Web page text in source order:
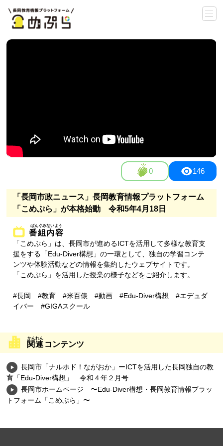
0 146
「長岡市政ニュース」長岡教育情報プラットフォーム
「こめぷら」が本格始動 令和5年4月18日
番組内容
「こめぷら」は、長岡市が進めるICTを活用して多様な教育支
援をする「Edu-Diver構想」の一環として、独自の学習コンテ
ンツや体験活動などの情報を集約したウェブサイトです。
「こめぷら」を活用した授業の様子などをご紹介します。
#長岡 #教育 #米百俵 #動画 #Edu-Diver構想 #エデュダ
イバー #GIGAスクール
関連 コンテンツ
長岡市「ナルホド！ながおか」ーICTを活用した長岡独自の教
育「Edu-Diver構想」 令和４年２月号
長岡市ホームページ 〜Edu-Diver構想・長岡教育情報プラッ
トフォーム「こめぷら」〜